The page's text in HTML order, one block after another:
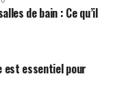
de bain : Ce qu’il
est essentiel pour